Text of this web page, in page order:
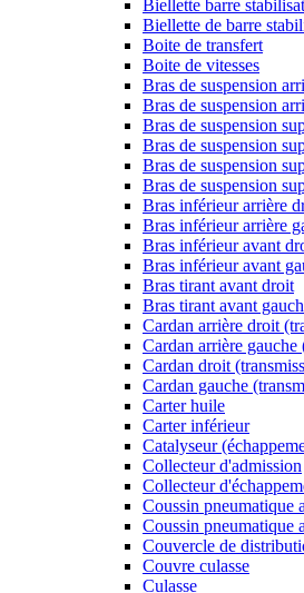
Biellette barre
Biellette de barre
Boite de transfert
Boite de vitesses
Bras de suspension
Bras de suspension
Bras de suspension
Bras de suspension
Bras de suspension
Bras de suspension
Bras inférieur arrière
Bras inférieur arrière
Bras inférieur avant
Bras inférieur avant
Bras tirant avant droit
Bras tirant avant
Cardan arrière droit
Cardan arrière gauche
Cardan droit
Cardan gauche
Carter huile
Carter inférieur
Catalyseur
Collecteur d'admission
Collecteur
Coussin pneumatique
Coussin pneumatique
Couvercle de
Couvre culasse
Culasse